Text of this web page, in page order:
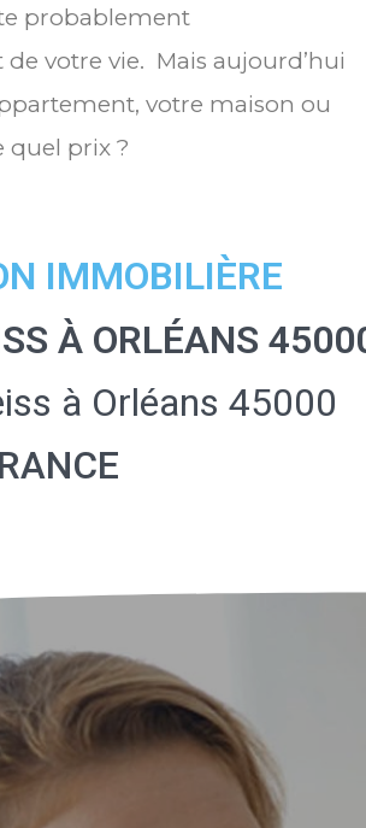
probablement
votre vie. Mais aujourd’hui
votre maison ou
quel prix ?
IMMOBILIÈRE
À ORLÉANS
à Orléans 45000